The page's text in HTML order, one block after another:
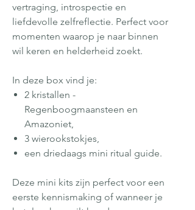
vertraging, introspectie en
liefdevolle zelfreflectie. Perfect voor
momenten waarop je naar binnen
wil keren en helderheid zoekt.
In deze box vind je:
2 kristallen -
Regenboogmaansteen en
Amazoniet,
3 wierookstokjes,
een driedaags mini ritual guide.
Deze mini kits zijn perfect voor een
eerste kennismaking of wanneer je